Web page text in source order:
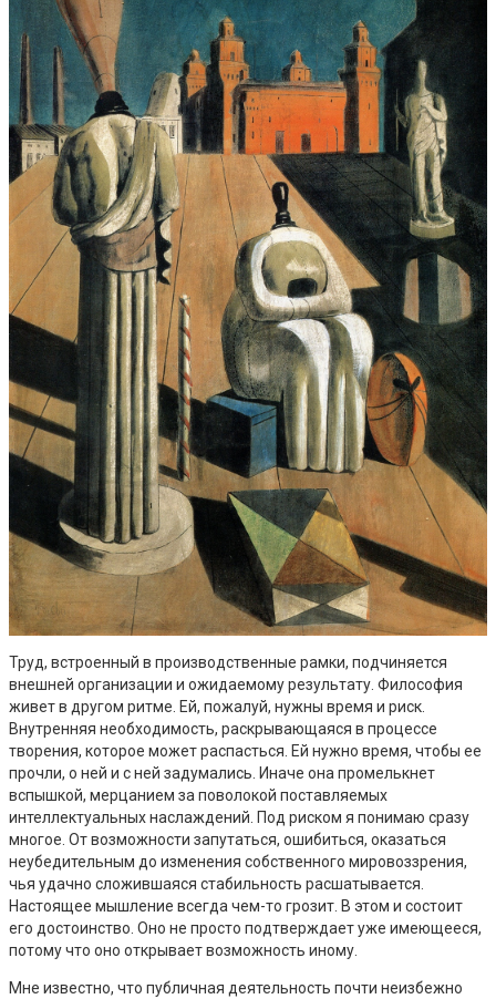
Труд, встроенный в производственные рамки, подчиняется
внешней организации и ожидаемому результату. Философия
живет в другом ритме. Ей, пожалуй, нужны время и риск.
Внутренняя необходимость, раскрывающаяся в процессе
творения, которое может распасться. Ей нужно время, чтобы ее
прочли, о ней и с ней задумались. Иначе она промелькнет
вспышкой, мерцанием за поволокой поставляемых
интеллектуальных наслаждений. Под риском я понимаю сразу
многое. От возможности запутаться, ошибиться, оказаться
неубедительным до изменения собственного мировоззрения,
чья удачно сложившаяся стабильность расшатывается.
Настоящее мышление всегда чем-то грозит. В этом и состоит
его достоинство. Оно не просто подтверждает уже имеющееся,
потому что оно открывает возможность иному.
Мне известно, что публичная деятельность почти неизбежно